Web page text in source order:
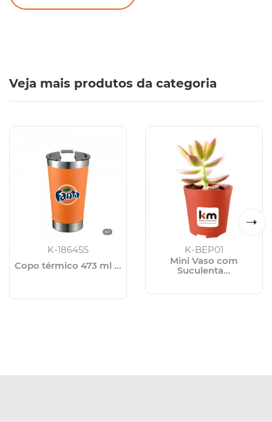
Veja mais produtos da categoria
K-18645S
Copo térmico 473 ml ...
K-BEP01
Mini Vaso com
Suculenta...